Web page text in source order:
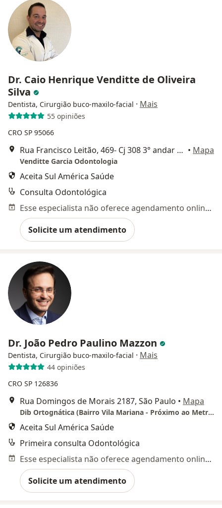
Dr. Caio Henrique Venditte de Oliveira
Silva
Dentista, Cirurgião buco-maxilo-facial · Mais
55 opiniões
CRO SP 95066
Rua Francisco Leitão, 469- Cj 308 3° andar PINHEIROS-SP, São Paulo • Mapa
Venditte Garcia Odontologia
Aceita Sul América Saúde
Consulta Odontológica
Esse especialista não oferece agendamento online para esse endereço.
Solicite um atendimento
Dr. João Pedro Paulino Mazzon
Dentista, Cirurgião buco-maxilo-facial · Mais
44 opiniões
CRO SP 126836
Rua Domingos de Morais 2187, São Paulo • Mapa
Dib Ortognática (Bairro Vila Mariana - Próximo ao Metrô Santa Cruz)
Aceita Sul América Saúde
Primeira consulta Odontológica
Esse especialista não oferece agendamento online para esse endereço.
Solicite um atendimento